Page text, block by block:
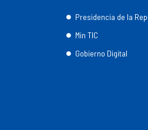
Presidencia de la
Min TIC
Gobierno Digital